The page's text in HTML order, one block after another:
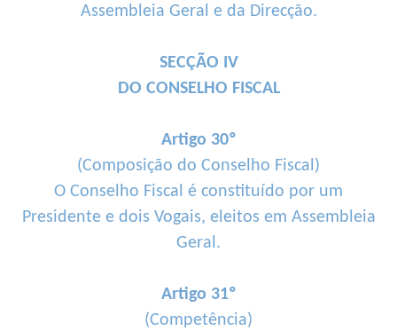
Assembleia Geral e da Direcção.
SECÇÃO IV
DO CONSELHO FISCAL
Artigo 30º
(Composição do Conselho Fiscal)
O Conselho Fiscal é constituído por um
Presidente e dois Vogais, eleitos em Assembleia
Geral.
Artigo 31º
(Competência)